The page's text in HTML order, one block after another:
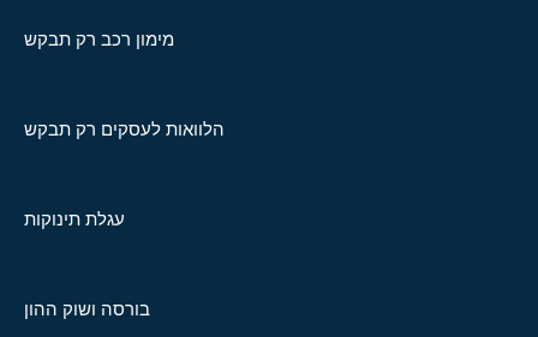
מימון רכב רק תבקש
הלוואות לעסקים רק תבקש
עגלת תינוקות
בורסה ושוק ההון